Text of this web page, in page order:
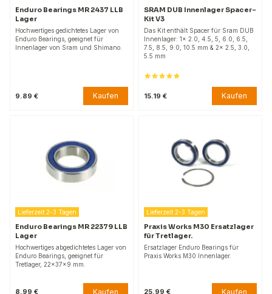
Enduro Bearings MR 2437 LLB
Lager
Hochwertiges gedichtetes Lager von
Enduro Bearings, geeignet für
Innenlager von Sram und Shimano.
9.89 € Kaufen
SRAM DUB Innenlager Spacer-
Kit V3
Das Kit enthält Spacer für Sram DUB
Innenlager: 1× 2.0, 4.5, 5, 6.0, 6.5,
7.5, 8.5, 9.0, 10.5 mm & 2× 2.5, 3.0,
5.5 mm
15.19 € Kaufen
Lieferzeit 2-3 Tagen
Enduro Bearings MR 22379 LLB
Lager
Hochwertiges abgedichtetes Lager von
Enduro Bearings, geeignet für
Tretlager, 22x37x9 mm.
8.99 € Kaufen
Lieferzeit 2-3 Tagen
Praxis Works M30 Ersatzlager
für Tretlager.
Ersatzlager Enduro Bearings für
Praxis Works M30 Innenlager.
25.99 € Kaufen